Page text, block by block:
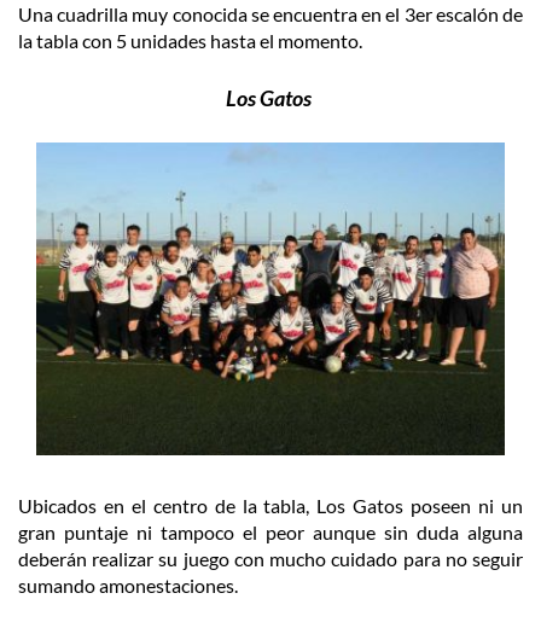
Una cuadrilla muy conocida se encuentra en el 3er escalón de
la tabla con 5 unidades hasta el momento.
Los Gatos
Ubicados en el centro de la tabla, Los Gatos poseen ni un
gran puntaje ni tampoco el peor aunque sin duda alguna
deberán realizar su juego con mucho cuidado para no seguir
sumando amonestaciones.